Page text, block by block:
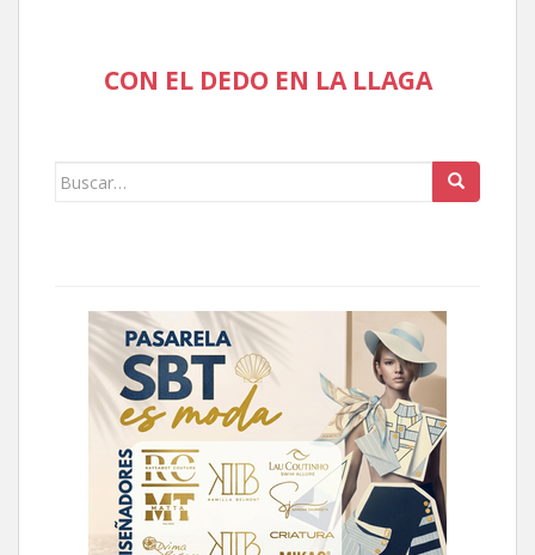
CON EL DEDO EN LA LLAGA
Buscar: